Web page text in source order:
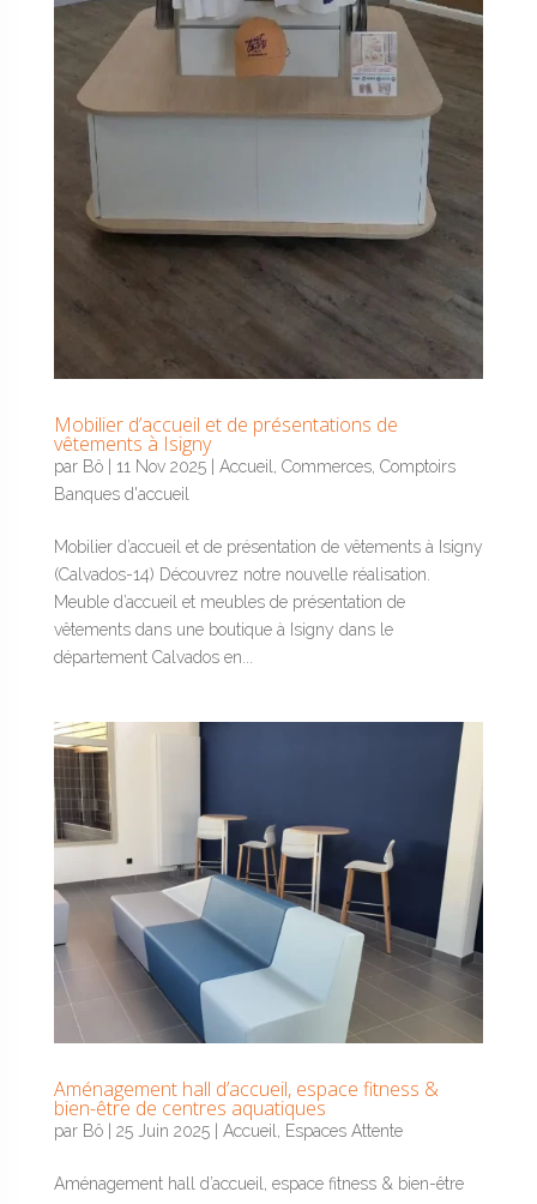
Mobilier d’accueil et de présentations de
vêtements à Isigny
par Bô| 11 Nov 2025| Accueil Commerces, Comptoirs
Banques d'accueil
Mobilier d’accueil et de présentation de vêtements à Isigny
(Calvados-14) Découvrez notre nouvelle réalisation.
Meuble d’accueil et meubles de présentation de
vêtements dans une boutique à Isigny dans le
département Calvados en...
Aménagement hall d’accueil, espace fitness &
bien-être de centres aquatiques
par Bô| 25 Juin 2025| Accueil, Espaces Attente
Aménagement hall d’accueil, espace fitness & bien-être